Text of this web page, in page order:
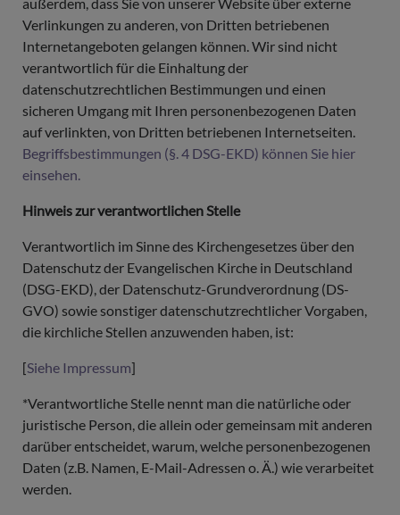
außerdem, dass Sie von unserer Website über externe
Verlinkungen zu anderen, von Dritten betriebenen
Internetangeboten gelangen können. Wir sind nicht
verantwortlich für die Einhaltung der
datenschutzrechtlichen Bestimmungen und einen
sicheren Umgang mit Ihren personenbezogenen Daten
auf verlinkten, von Dritten betriebenen Internetseiten.
Begriffsbestimmungen (§. 4 DSG-EKD) können Sie hier
einsehen.
Hinweis zur verantwortlichen Stelle
Verantwortlich im Sinne des Kirchengesetzes über den
Datenschutz der Evangelischen Kirche in Deutschland
(DSG-EKD), der Datenschutz-Grundverordnung (DS-
GVO) sowie sonstiger datenschutzrechtlicher Vorgaben,
die kirchliche Stellen anzuwenden haben, ist:
[Siehe Impressum]
*Verantwortliche Stelle nennt man die natürliche oder
juristische Person, die allein oder gemeinsam mit anderen
darüber entscheidet, warum, welche personenbezogenen
Daten (z.B. Namen, E-Mail-Adressen o. Ä.) wie verarbeitet
werden.